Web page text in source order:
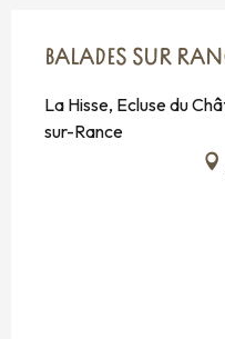
BALADES SUR
La Hisse, Ecluse du
sur-Rance